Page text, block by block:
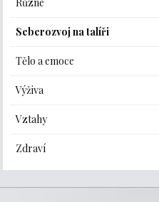
Seberozvoj na talíři
Tělo a emoce
Výživa
Vztahy
Zdraví